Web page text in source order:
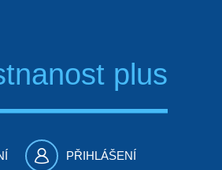
plus
PŘIHLÁŠENÍ